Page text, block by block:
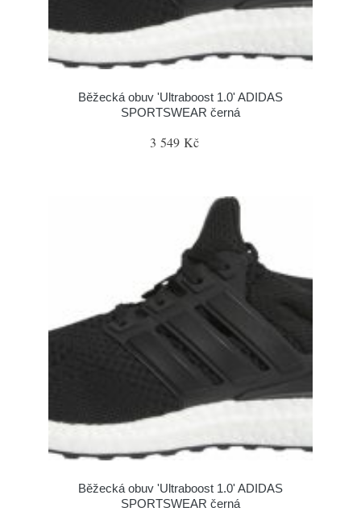
Běžecká obuv 'Ultraboost 1.0' ADIDAS
SPORTSWEAR černá
3 549 Kč
Běžecká obuv 'Ultraboost 1.0' ADIDAS
SPORTSWEAR černá